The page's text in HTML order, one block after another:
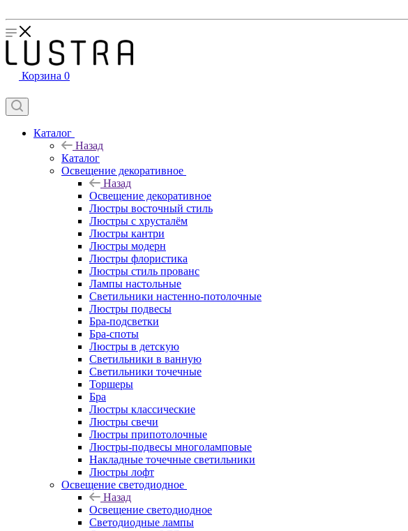
Корзина 0
Каталог
Назад
Каталог
Освещение декоративное
Назад
Освещение декоративное
Люстры восточный стиль
Люстры с хрусталём
Люстры кантри
Люстры модерн
Люстры флористика
Люстры стиль прованс
Лампы настольные
Светильники настенно-потолочные
Люстры подвесы
Бра-подсветки
Бра-споты
Люстры в детскую
Светильники в ванную
Светильники точечные
Торшеры
Бра
Люстры классические
Люстры свечи
Люстры припотолочные
Люстры-подвесы многоламповые
Накладные точечные светильники
Люстры лофт
Освещение светодиодное
Назад
Освещение светодиодное
Светодиодные лампы